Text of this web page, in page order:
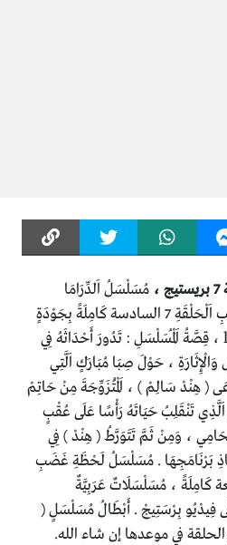
مُسَلْسَلُ اَلدِّرَامَا
وَالتَّشْوِيقِ اَلْمِصْرِيِّ لَحْظَةَ غَضَبِ اَلْحَلْقَةِ 7 السادسة كَامِلَةً بِجَوْدَةٍ
عَالِيَةٍ أُونْ لَايَنَ l 7 zat ghdb ، قِصَّةُ اَلْمُسَلْسَلِ : تَدُورَ أَحْدَاثَهُ فِي
، حَوْلَ صِبَا مُبَارَكٍ اَلَّتِي
( هِنْدْ سَالِمْ ) ، اَلْمُتَزَوِّجَةَ مِنْ حَاتِمْ
تَنْقَلِبُ حَيَاتَهُ رَأْسًا عَلَى عُقْبٍ
، وَمِنْ ثَمَّ تَتَوَرَّطُ ( هِنْدْ ) فِي
بَرْنَامَجِهَا . مُسَلْسَلُ لَحْظَةِ غَضَبِ
اَلْحَلْقَةَ 7 السابعة كَامِلَةً ، مُسَلْسَلَاتٌ عَرَبِيَّةٌ
رَمَضَانْ 2024 عَلَى فِيدْيُو بِرْسَتِيجْ . أَبْطَالُ مُسَلْسَلٍ (
في موعدها إن شاء الله.